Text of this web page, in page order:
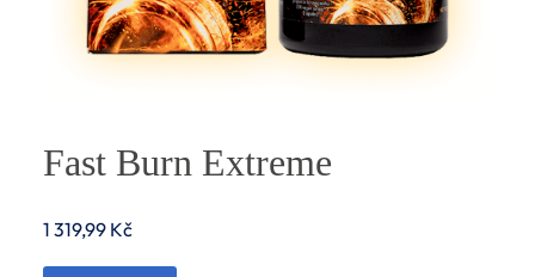
Fast Burn Extreme
1 319,99 Kč